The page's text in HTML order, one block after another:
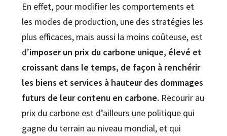
En effet, pour modifier les comportements et
les modes de production, une des stratégies les
plus efficaces, mais aussi la moins coûteuse, est
d’imposer un prix du carbone unique, élevé et
croissant dans le temps, de façon à renchérir
les biens et services à hauteur des dommages
futurs de leur contenu en carbone. Recourir au
prix du carbone est d’ailleurs une politique qui
gagne du terrain au niveau mondial, et qui